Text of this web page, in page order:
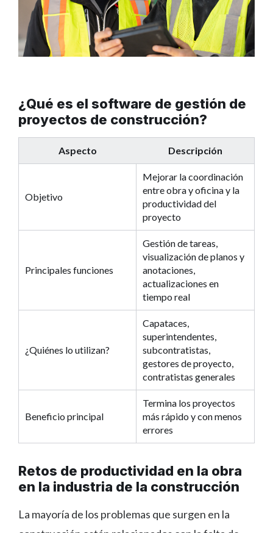
¿Qué es el software de gestión de
proyectos de construcción?
Aspecto Descripción
Objetivo
Mejorar la coordinación
entre obra y oficina y la
productividad del
proyecto
Principales funciones
Gestión de tareas,
visualización de planos y
anotaciones,
actualizaciones en
tiempo real
¿Quiénes lo utilizan?
Capataces,
superintendentes,
subcontratistas,
gestores de proyecto,
contratistas generales
Beneficio principal
Termina los proyectos
más rápido y con menos
errores
Retos de productividad en la obra
en la industria de la construcción
La mayoría de los problemas que surgen en la